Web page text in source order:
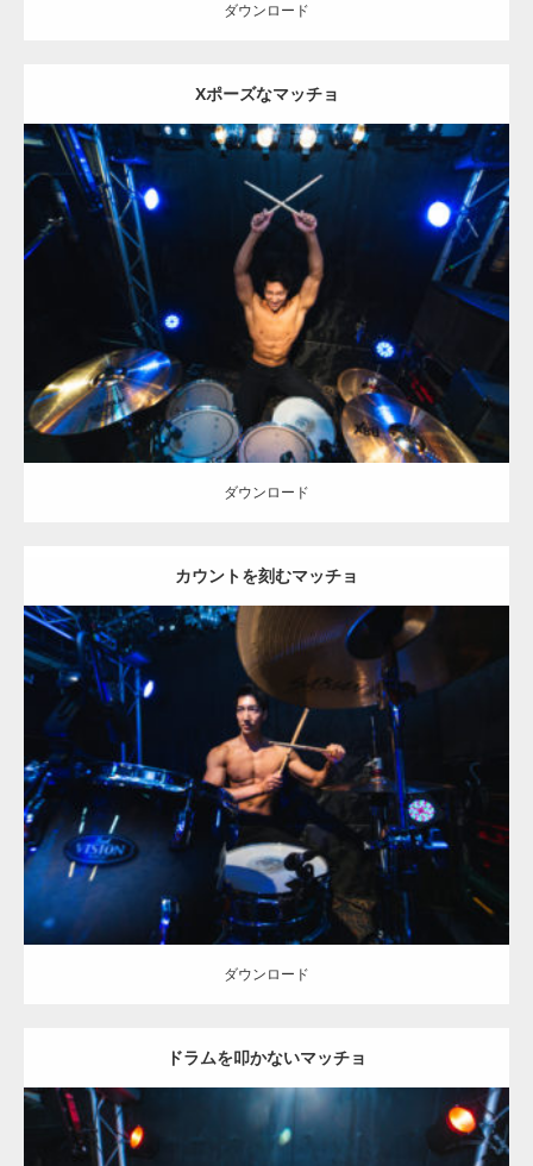
ダウンロード
Xポーズなマッチョ
Update:2023.02.11
ロックなマッチョ オレンジの人 AKIHITO(細マッチョ) 腹
筋 天神 (福岡)
ダウンロード
ダウンロード
カウントを刻むマッチョ
Update:2023.02.11
Category:ロックなマッチョ オレンジの人 AKIHITO(細マッチョ)
胸筋 天神 (福岡)
ダウンロード
ダウンロード
ドラムを叩かないマッチョ